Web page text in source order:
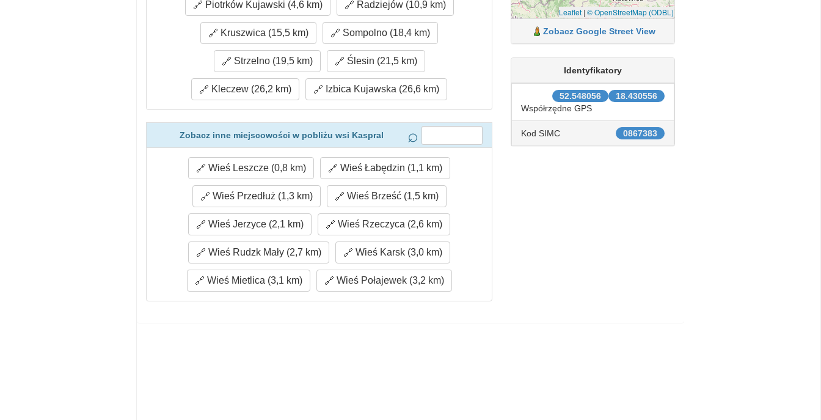
Piotrków Kujawski (4,6 km) Radziejów (10,9 km)
Kruszwica (15,5 km) Sompolno (18,4 km)
Strzelno (19,5 km) Ślesin (21,5 km)
Kleczew (26,2 km) Izbica Kujawska (26,6 km)
Zobacz inne miejscowości w pobliżu wsi Kaspral
Wieś Leszcze (0,8 km) Wieś Łabędzin (1,1 km)
Wieś Przedłuż (1,3 km) Wieś Brześć (1,5 km)
Wieś Jerzyce (2,1 km) Wieś Rzeczyca (2,6 km)
Wieś Rudzk Mały (2,7 km) Wieś Karsk (3,0 km)
Wieś Mietlica (3,1 km) Wieś Połajewek (3,2 km)
Leaflet| © OpenStreetMap (ODBL)
Zobacz Google Street View
Identyfikatory
18.430556
52.548056
Współrzędne GPS
0867383
Kod SIMC